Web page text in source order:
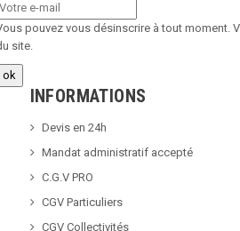
pouvez vous désinscrire à tout moment.
site.
INFORMATIONS
Devis en 24h
Mandat administratif accepté
C.G.V PRO
CGV Particuliers
CGV Collectivités